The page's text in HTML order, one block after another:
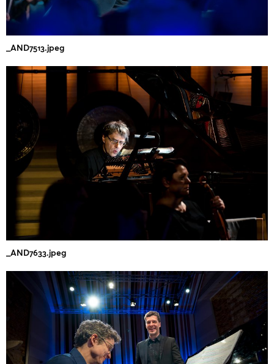
_AND7513.jpeg
_AND7633.jpeg